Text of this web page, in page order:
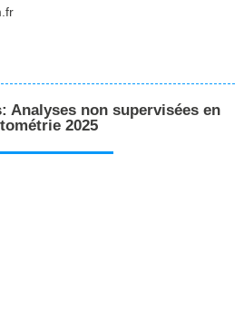
Analyses non supervisées en
2025